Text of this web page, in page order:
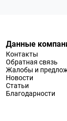
Данные
Контакты
Обратная связь
Жалобы и
Новости
Статьи
Благодарности